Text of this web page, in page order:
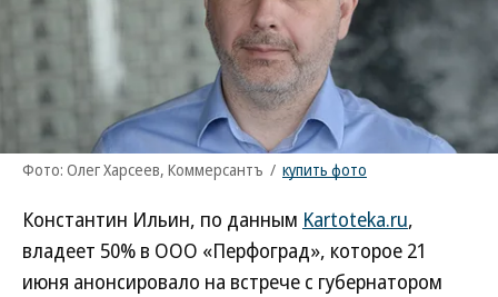
Фото: Олег Харсеев, Коммерсантъ / купить фото
Константин Ильин, по данным Kartoteka.ru,
владеет 50% в ООО «Перфоград», которое 21
июня анонсировало на встрече с губернатором